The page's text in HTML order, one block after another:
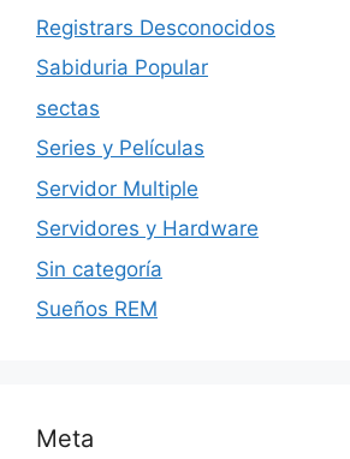
Registrars Desconocidos
Sabiduria Popular
sectas
Series y Películas
Servidor Multiple
Servidores y Hardware
Sin categoría
Sueños REM
Meta